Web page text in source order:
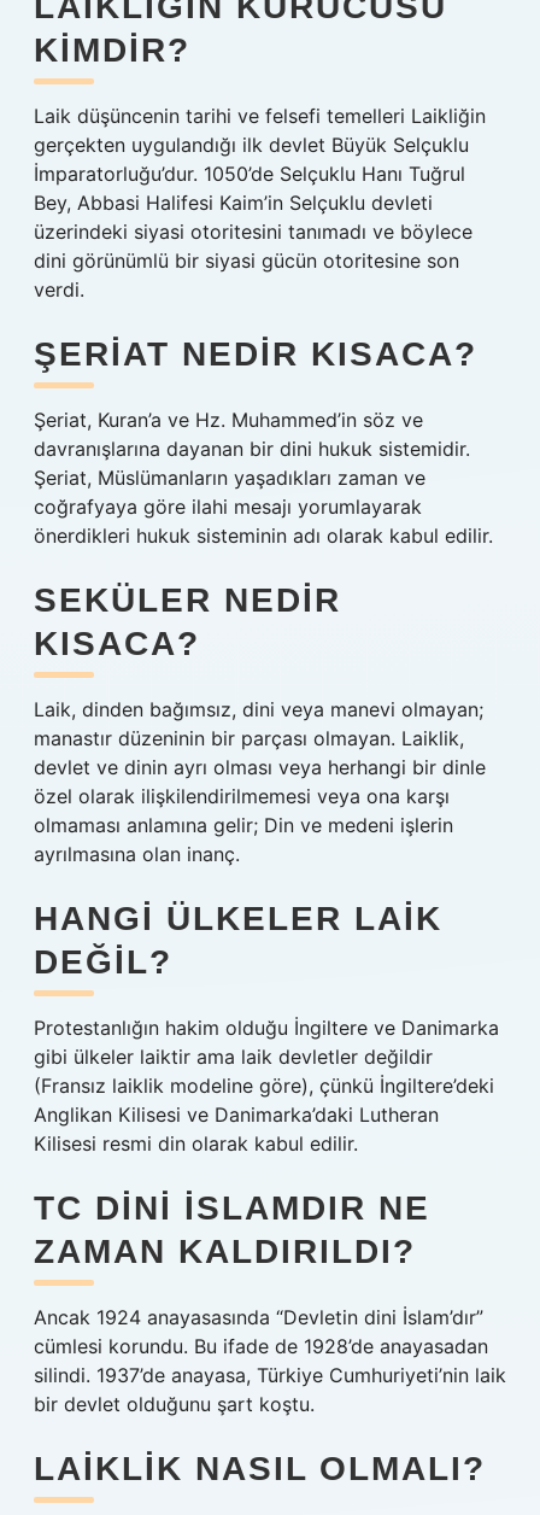
KIMDIR?
Laik düşüncenin tarihi ve felsefi temelleri Laikliğin
gerçekten uygulandığı ilk devlet Büyük Selçuklu
İmparatorluğu’dur. 1050’de Selçuklu Hanı Tuğrul
Bey, Abbasi Halifesi Kaim’in Selçuklu devleti
üzerindeki siyasi otoritesini tanımadı ve böylece
dini görünümlü bir siyasi gücün otoritesine son
verdi.
ŞERIAT NEDIR KISACA?
Şeriat, Kuran’a ve Hz. Muhammed’in söz ve
davranışlarına dayanan bir dini hukuk sistemidir.
Şeriat, Müslümanların yaşadıkları zaman ve
coğrafyaya göre ilahi mesajı yorumlayarak
önerdikleri hukuk sisteminin adı olarak kabul edilir.
SEKÜLER NEDIR
KISACA?
Laik, dinden bağımsız, dini veya manevi olmayan;
manastır düzeninin bir parçası olmayan. Laiklik,
devlet ve dinin ayrı olması veya herhangi bir dinle
özel olarak ilişkilendirilmemesi veya ona karşı
olmaması anlamına gelir; Din ve medeni işlerin
ayrılmasına olan inanç.
HANGI ÜLKELER LAIK
DEĞIL?
Protestanlığın hakim olduğu İngiltere ve Danimarka
gibi ülkeler laiktir ama laik devletler değildir
(Fransız laiklik modeline göre), çünkü İngiltere’deki
Anglikan Kilisesi ve Danimarka’daki Lutheran
Kilisesi resmi din olarak kabul edilir.
TC DINI İSLAMDIR NE
ZAMAN KALDIRILDI?
Ancak 1924 anayasasında “Devletin dini İslam’dır”
cümlesi korundu. Bu ifade de 1928’de anayasadan
silindi. 1937’de anayasa, Türkiye Cumhuriyeti’nin laik
bir devlet olduğunu şart koştu.
LAIKLIK NASIL OLMALI?